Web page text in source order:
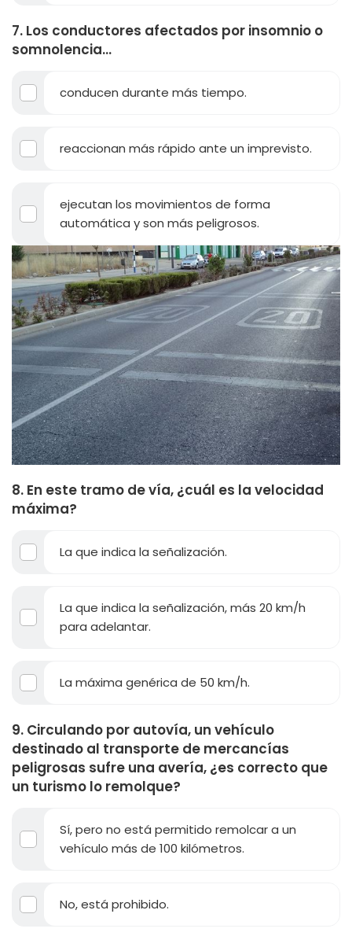
7. Los conductores afectados por insomnio o
somnolencia...
conducen durante más tiempo.
reaccionan más rápido ante un imprevisto.
ejecutan los movimientos de forma
automática y son más peligrosos.
8. En este tramo de vía, ¿cuál es la velocidad
máxima?
La que indica la señalización.
La que indica la señalización, más 20 km/h
para adelantar.
La máxima genérica de 50 km/h.
9. Circulando por autovía, un vehículo
destinado al transporte de mercancías
peligrosas sufre una avería, ¿es correcto que
un turismo lo remolque?
Sí, pero no está permitido remolcar a un
vehículo más de 100 kilómetros.
No, está prohibido.